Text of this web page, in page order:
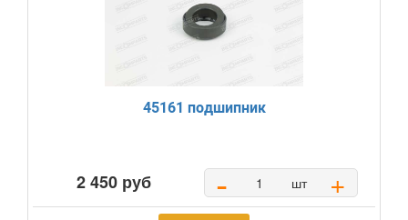
45161 подшипник
2 450 руб - шт +